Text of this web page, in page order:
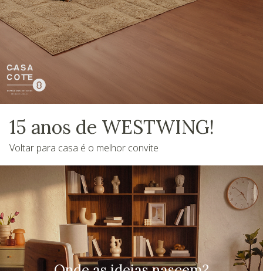
15 anos de WESTWING!
Voltar para casa é o melhor convite